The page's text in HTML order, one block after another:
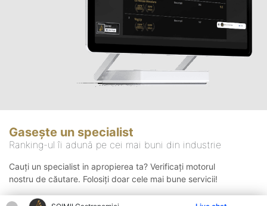
Gasește un specialist
Ranking-ul îi adună pe cei mai buni din industrie
Cauți un specialist in apropierea ta? Verificați motorul
nostru de căutare. Folosiți doar cele mai bune servicii!